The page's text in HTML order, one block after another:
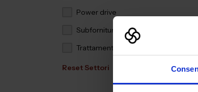
Power drive
Subfornitura meccanica
Trattamenti e finiture
Reset Settori